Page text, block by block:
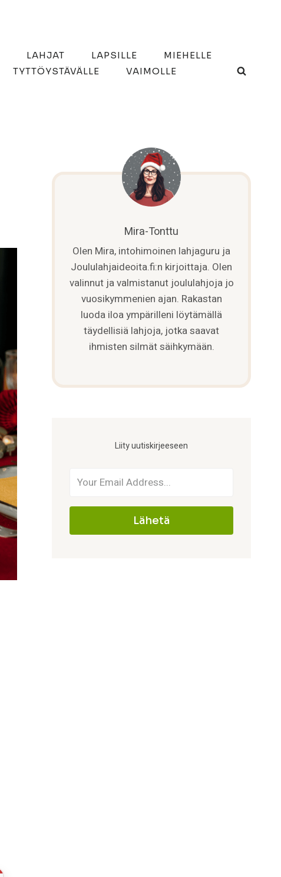
LAHJAT LAPSILLE
MIEHELLE
TYTTÖYSTÄVÄLLE
VAIMOLLE
Mira-Tonttu
Olen Mira, intohimoinen lahjaguru ja
Joululahjaideoita.fi:n kirjoittaja. Olen
valinnut ja valmistanut joululahjoja jo
vuosikymmenien ajan. Rakastan
luoda iloa ympärilleni löytämällä
täydellisiä lahjoja, jotka saavat
ihmisten silmät säihkymään.
Liity uutiskirjeeseen
Lähetä